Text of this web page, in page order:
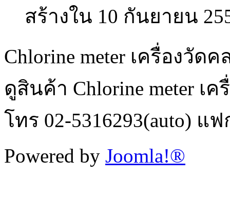
สร้างใน 10 กันยายน
Chlorine meter เครื่องวัด
ดูสินค้า Chlorine meter
โทร 02-5316293(auto) แฟ
Powered by Joomla!®